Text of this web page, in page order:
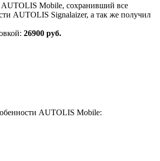
Mobile, сохранивший все
AUTOLIS Signalaizer, а так же получил
26900 руб.
AUTOLIS Mobile: